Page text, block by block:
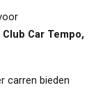
Club Car Tempo,
carren bieden